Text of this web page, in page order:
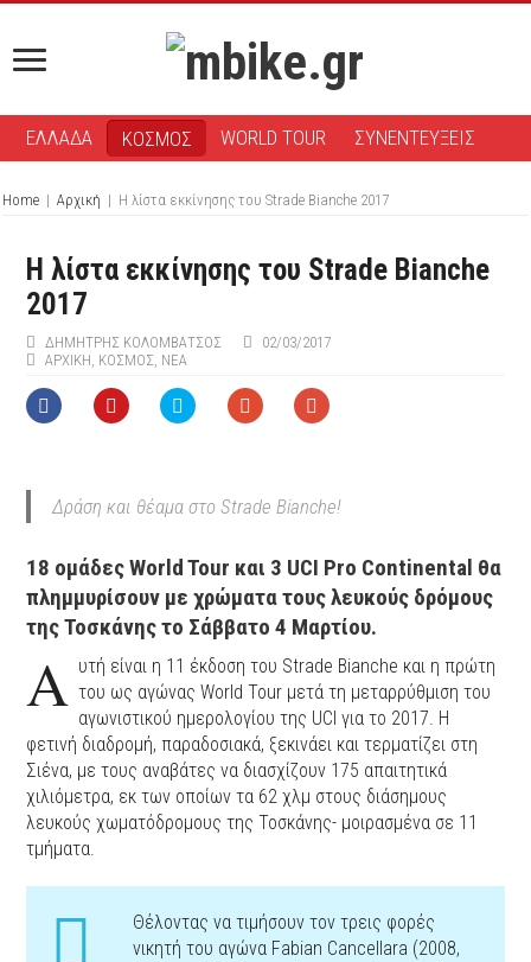
ΕΛΛΑΔΑ ΚΟΣΜΟΣ WORLD TOUR ΣΥΝΕΝΤΕΥΞΕΙΣ
Home | Αρχική | Η λίστα εκκίνησης του Strade Bianche 2017
Η λίστα εκκίνησης του Strade Bianche
2017
ΔΗΜΉΤΡΗΣ ΚΟΛΟΜΒΆΤΣΟΣ
02/03/2017
ΑΡΧΙΚΉ, ΚΟΣΜΟΣ, ΝΕΑ
Δράση και θέαμα στο Strade Bianche!
18 ομάδες World Tour και 3 UCI Pro Continental θα
πλημμυρίσουν με χρώματα τους λευκούς δρόμους
της Τοσκάνης το Σάββατο 4 Μαρτίου.
Α υτή είναι η 11 έκδοση του Strade Bianche και η πρώτη
του ως αγώνας World Tour μετά τη μεταρρύθμιση του
αγωνιστικού ημερολογίου της UCI για το 2017. Η
φετινή διαδρομή, παραδοσιακά, ξεκινάει και τερματίζει στη
Σιένα, με τους αναβάτες να διασχίζουν 175 απαιτητικά
χιλιόμετρα, εκ των οποίων τα 62 χλμ στους διάσημους
λευκούς χωματόδρομους της Τοσκάνης- μοιρασμένα σε 11
τμήματα.
Θέλοντας να τιμήσουν τον τρεις φορές
νικητή του αγώνα Fabian Cancellara (2008,